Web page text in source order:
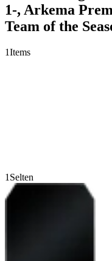
1-, Arkema
Team of the
1Items
1 Selten